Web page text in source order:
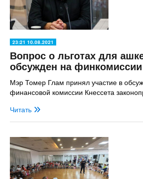
23:21 10.08.2021
Вопрос о льготах для
обсужден на финкомиссии
Мэр Томер Глам принял участие в
финансовой комиссии Кнессета
Читать